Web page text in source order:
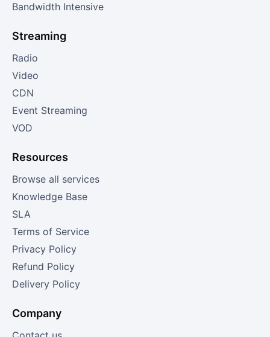
Bandwidth Intensive
Streaming
Radio
Video
CDN
Event Streaming
VOD
Resources
Browse all services
Knowledge Base
SLA
Terms of Service
Privacy Policy
Refund Policy
Delivery Policy
Company